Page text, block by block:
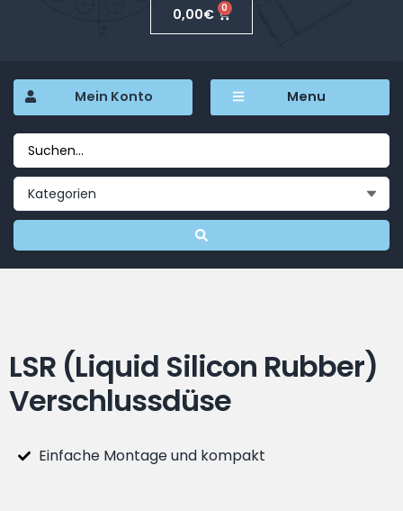
0,00€ 0
Mein Konto Menu
LSR (Liquid Silicon Rubber)
Verschlussdüse
Einfache Montage und kompakt